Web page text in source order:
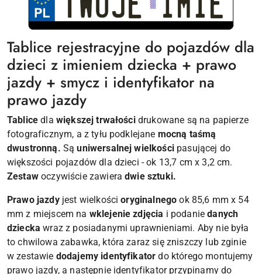
Tablice rejestracyjne do pojazdów dla
dzieci z imieniem dziecka + prawo
jazdy + smycz i identyfikator na
prawo jazdy
Tablice dla większej trwałościdrukowane są na papierze
fotograficznym, a z tyłu podklejane mocną taśmą
dwustronną. Sąuniwersalnej wielkościpasującej do
większości pojazdów dla dzieci - ok 13,7 cm x 3,2 cm.
Zestawoczywiście zawieradwie sztuki.
Prawo jazdyjest wielkościoryginalnego ok 85,6 mm x 54
mm z miejscem na wklejenie zdjęcia i podaniedanych
dziecka wraz z posiadanymi uprawnieniami. Aby nie była
to chwilowa zabawka, która zaraz się zniszczy lub zginie
w zestawie dodajemy identyfikator do którego montujemy
prawo jazdy, a następnie identyfikator przypinamy do